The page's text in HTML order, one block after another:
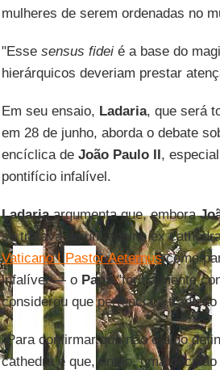
mulheres de serem ordenadas no
"Esse sensus fideié a base do
hierárquicos deveriam prestar
Em seu ensaio, Ladaria, que será
em 28 de junho, aborda o debate
encíclica de João Paulo II,
pontifício infalível.
Ladariaargumenta que, embora
se tratava de um ensino ex
Vaticano I Pastor Aeternuscomo
infalível — o Papa"formalmente
considerou que pertencia à
"Para confirmar que não é algo
cathedra e que, então, uma